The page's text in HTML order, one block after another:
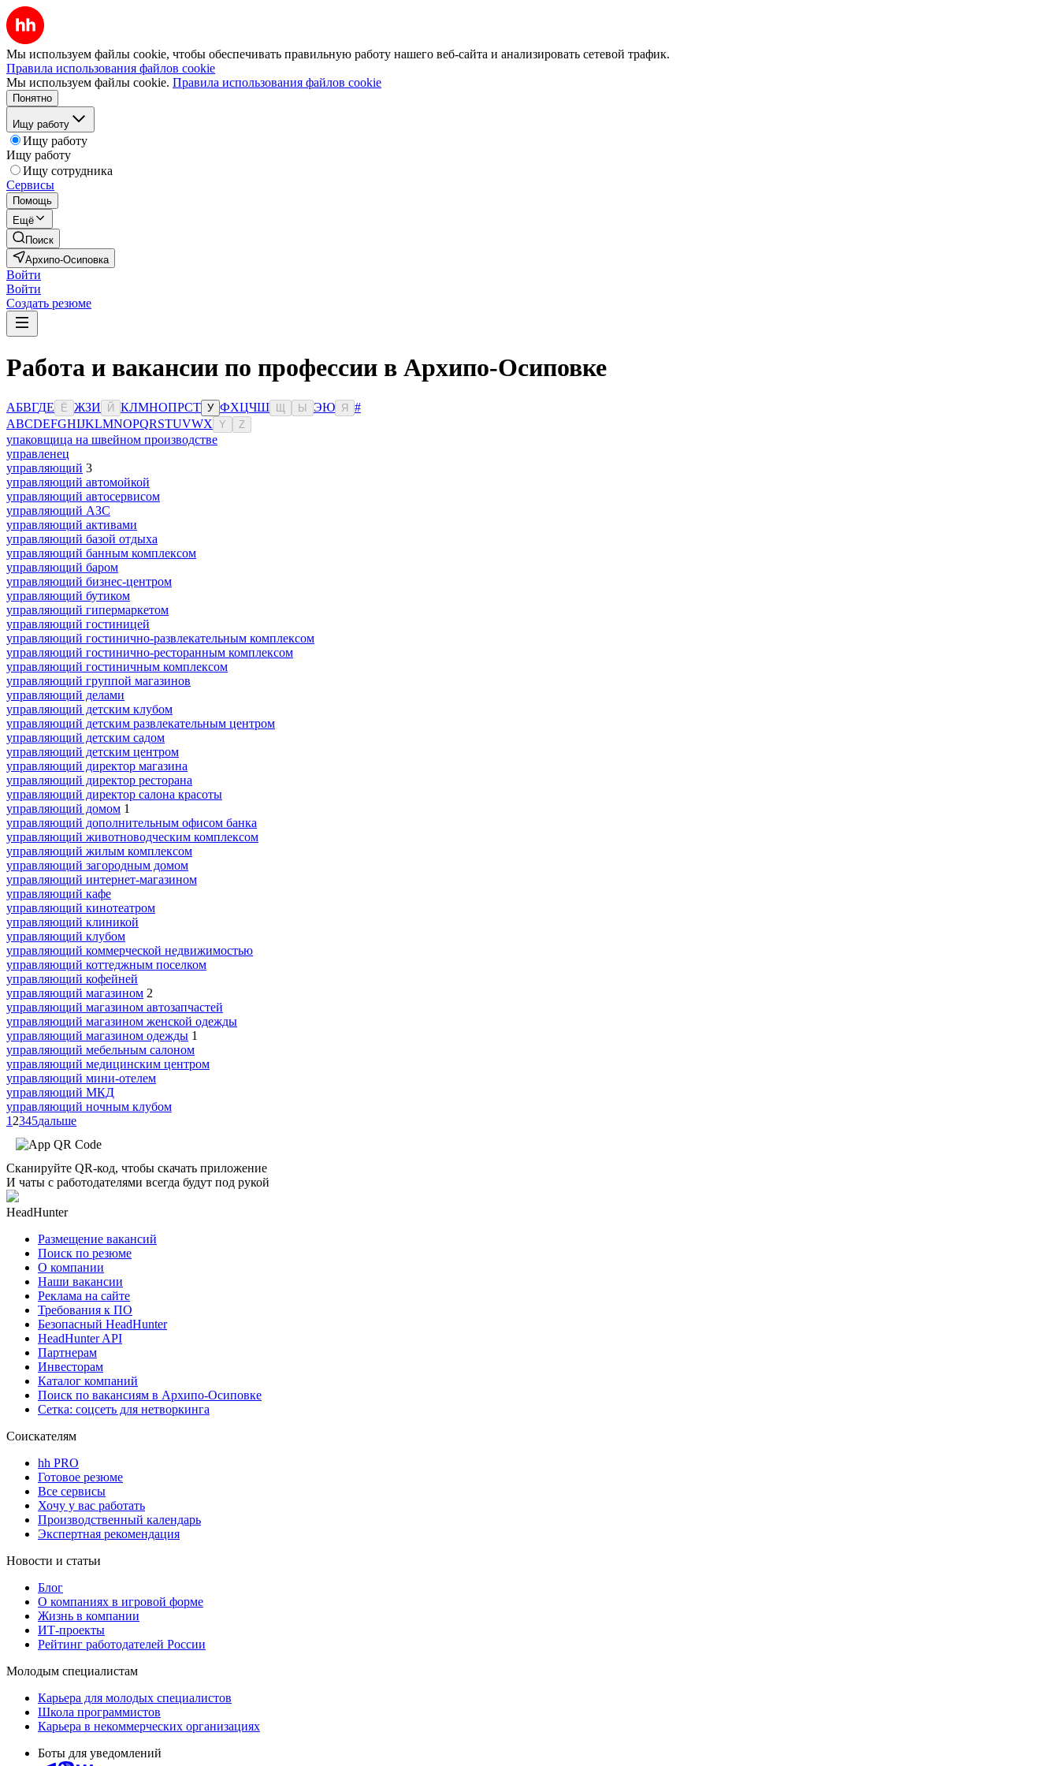
Мы используем файлы cookie, чтобы обеспечивать правильную работу нашего веб-сайта и анализировать сетевой трафик.
Правила использования файлов cookie
Мы используем файлы cookie. Правила использования файлов cookie
Понятно
Ищу работу
Ищу работу
Ищу работу
Ищу сотрудника
Сервисы
Помощь
Ещё
Поиск
Архипо-Осиповка
Войти
Войти
Создать резюме
Работа и вакансии по профессии в Архипо-Осиповке
АБВГДЕ Ё ЖЗИ Й КЛМНОПРСТ У ФХЦЧШ Ы ЭЮ Я
#
ABCDEFGHIJKLMNOPQRSTUVWX Y Z
упаковщица на швейном производстве
управленец
управляющий 3
управляющий автомойкой
управляющий автосервисом
управляющий АЗС
управляющий активами
управляющий базой отдыха
управляющий банным комплексом
управляющий баром
управляющий бизнес-центром
управляющий бутиком
управляющий гипермаркетом
управляющий гостиницей
управляющий гостинично-развлекательным комплексом
управляющий гостинично-ресторанным комплексом
управляющий гостиничным комплексом
управляющий группой магазинов
управляющий делами
управляющий детским клубом
управляющий детским развлекательным центром
управляющий детским садом
управляющий детским центром
управляющий директор магазина
управляющий директор ресторана
управляющий директор салона красоты
управляющий домом 1
управляющий дополнительным офисом банка
управляющий животноводческим комплексом
управляющий жилым комплексом
управляющий загородным домом
управляющий интернет-магазином
управляющий кафе
управляющий кинотеатром
управляющий клиникой
управляющий клубом
управляющий коммерческой недвижимостью
управляющий коттеджным поселком
управляющий кофейней
управляющий магазином 2
управляющий магазином автозапчастей
управляющий магазином женской одежды
управляющий магазином одежды 1
управляющий мебельным салоном
управляющий медицинским центром
управляющий мини-отелем
управляющий МКД
управляющий ночным клубом
1 2345дальше
Сканируйте QR-код, чтобы скачать приложение
И чаты с работодателями всегда будут под рукой
HeadHunter
Размещение вакансий
Поиск по резюме
О компании
Наши вакансии
Реклама на сайте
Требования к ПО
Безопасный HeadHunter
HeadHunter API
Партнерам
Инвесторам
Каталог компаний
Поиск по вакансиям в Архипо-Осиповке
Сетка: соцсеть для нетворкинга
Соискателям
hh PRO
Готовое резюме
Все сервисы
Хочу у вас работать
Производственный календарь
Экспертная рекомендация
Новости и статьи
Блог
О компаниях в игровой форме
Жизнь в компании
ИТ-проекты
Рейтинг работодателей России
Молодым специалистам
Карьера для молодых специалистов
Школа программистов
Карьера в некоммерческих организациях
Боты для уведомлений